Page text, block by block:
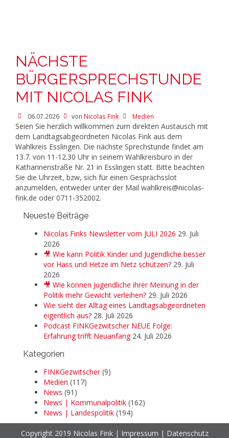
NÄCHSTE
BÜRGERSPRECHSTUNDE
MIT NICOLAS FINK
06.07.2026 von Nicolas Fink Medien
Seien Sie herzlich willkommen zum direkten Austausch mit
dem Landtagsabgeordneten Nicolas Fink aus dem
Wahlkreis Esslingen. Die nächste Sprechstunde findet am
13.7. von 11-12.30 Uhr in seinem Wahlkreisbüro in der
Katharinenstraße Nr. 21 in Esslingen statt. Bitte beachten
Sie die Uhrzeit, bzw, sich für einen Gesprächsslot
anzumelden, entweder unter der Mail wahlkreis@nicolas-
fink.de oder 0711-352002.
Neueste Beiträge
Nicolas Finks Newsletter vom JULI 2026 29. Juli
2026
🎥 Wie kann Politik Kinder und Jugendliche besser
vor Hass und Hetze im Netz schützen? 29. Juli
2026
🎥 Wie können Jugendliche ihrer Meinung in der
Politik mehr Gewicht verleihen? 29. Juli 2026
Wie sieht der Alltag eines Landtagsabgeordneten
eigentlich aus? 28. Juli 2026
Podcast FINKGezwitscher NEUE Folge:
Erfahrung trifft Neuanfang 24. Juli 2026
Kategorien
FINKGezwitscher(9)
Medien (117)
News (91)
News | Kommunalpolitik (162)
News | Landespolitik (194)
Copyright 2019 Nicolas Fink | Impressum | Datenschutz